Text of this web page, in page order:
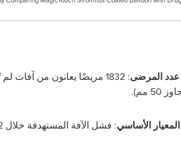
عدد المرضى:
50 مم).
المعيار الأساسي: فشل الآفة المستهدفة خلال 12 شهرًا، بتصميم يُثبت عدم التفاوت